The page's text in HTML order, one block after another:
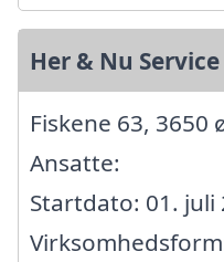
Her & Nu Service
Fiskene 63, 3650
Ansatte:
Startdato: 01. juli